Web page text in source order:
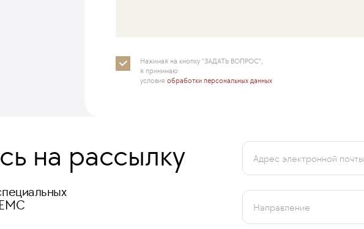
Нажимая на кнопку "ЗАДАТЬ ВОПРОС",
я принимаю
условия обработки персональных данных
на рассылку
ЕМС
Адрес электронной почты
Направление